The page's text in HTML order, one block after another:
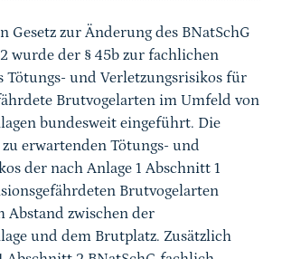
Gesetz zur Änderung des BNatSchG
wurde der § 45b zur fachlichen
Tötungs- und Verletzungsrisikos für
Brutvogelarten im Umfeld von
bundesweit eingeführt. Die
erwartenden Tötungs- und
der nach Anlage 1 Abschnitt 1
Brutvogelarten
Abstand zwischen der
und dem Brutplatz. Zusätzlich